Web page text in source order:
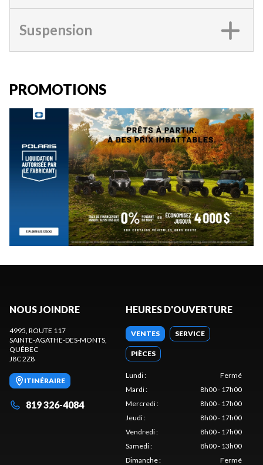
Suspension
PROMOTIONS
NOUS JOINDRE
4995, ROUTE 117
SAINTE-AGATHE-DES-MONTS,
QUÉBEC
J8C 2Z8
ITINÉRAIRE
819 326-4084
HEURES D'OUVERTURE
VENTES SERVICE
PIÈCES
Lundi:
Fermé
Mardi:
8h00 - 17h00
Mercredi:
8h00 - 17h00
Jeudi:
8h00 - 17h00
Vendredi:
8h00 - 17h00
Samedi:
8h00 - 13h00
Dimanche: Fermé